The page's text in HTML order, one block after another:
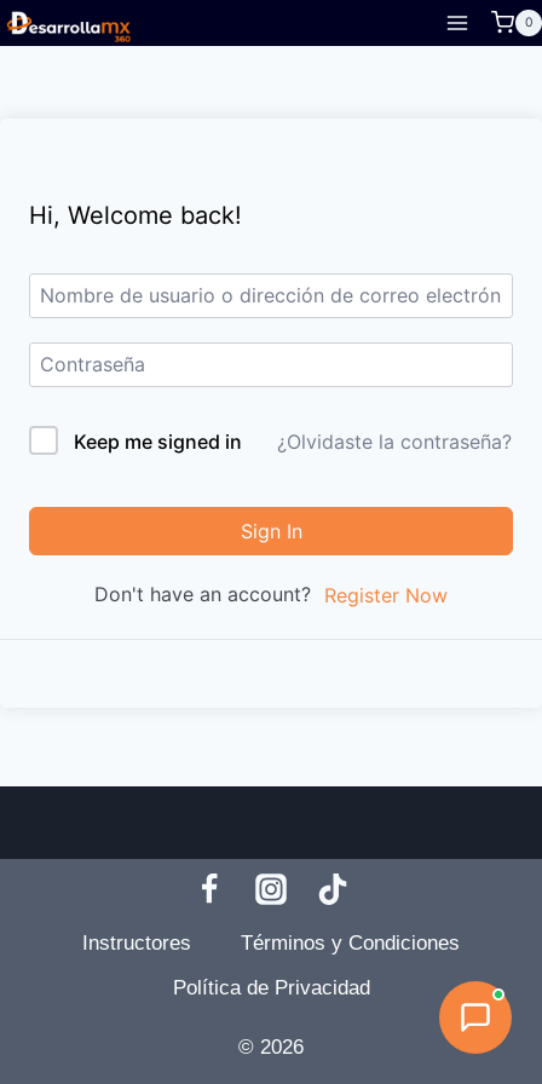
Skip
to
0
Hi, Welcome back!
Keep me signed in ¿Olvidaste la contraseña?
Sign In
Don't have an account? Register Now
Instructores
Términos y Condiciones
Política de Privacidad
© 2026